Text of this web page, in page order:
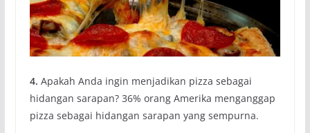
4. Apakah Anda ingin menjadikan pizza sebagai
hidangan sarapan? 36% orang Amerika menganggap
pizza sebagai hidangan sarapan yang sempurna.